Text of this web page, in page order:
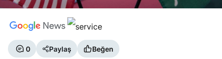
0 Paylaş Beğen